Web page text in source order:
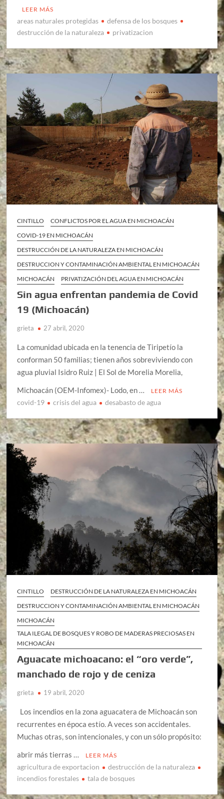
LEER MÁS
areas naturales protegidas
defensa de los bosques
destrucción de la naturaleza
privatizacion
CINTILLO
CONFLICTOS POR EL AGUA EN MICHOACÁN
COVID-19 EN MICHOACÁN
DESTRUCCIÓN DE LA NATURALEZA EN MICHOACÁN
DESTRUCCION Y CONTAMINACIÓN AMBIENTAL EN MICHOACÁN
MICHOACÁN
PRIVATIZACIÓN DEL AGUA EN MICHOACÁN
Sin agua enfrentan pandemia de Covid
19 (Michoacán)
grieta 27 abril, 2020
La comunidad ubicada en la tenencia de Tiripetío la
conforman 50 familias; tienen años sobreviviendo con
agua pluvial Isidro Ruiz | El Sol de Morelia Morelia,
Michoacán (OEM-Infomex)- Lodo, en …
LEER MÁS
covid-19 crisis del agua desabasto de agua
CINTILLO
DESTRUCCIÓN DE LA NATURALEZA EN MICHOACÁN
DESTRUCCION Y CONTAMINACIÓN AMBIENTAL EN MICHOACÁN
MICHOACÁN
TALA ILEGAL DE BOSQUES Y ROBO DE MADERAS PRECIOSAS EN
MICHOACÁN
Aguacate michoacano: el “oro verde”,
manchado de rojo y de ceniza
grieta 19 abril, 2020
Los incendios en la zona aguacatera de Michoacán son
recurrentes en época estío. A veces son accidentales.
Muchas otras, son intencionales, y con un sólo propósito:
abrir más tierras …
LEER MÁS
agricultura de exportacion
destrucción de la naturaleza
incendios forestales
tala de bosques